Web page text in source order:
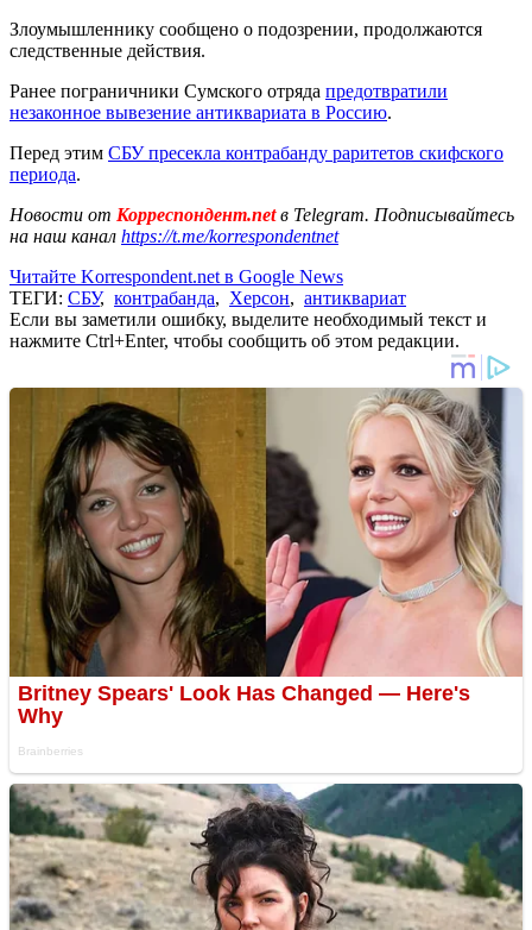
Злоумышленнику сообщено о подозрении, продолжаются
следственные действия.
Ранее пограничники Сумского отряда предотвратили
незаконное вывезение антиквариата в Россию.
Перед этим СБУ пресекла контрабанду раритетов скифского
периода.
Новости от Корреспондент.netв Telegram. Подписывайтесь
на наш канал https://t.me/korrespondentnet
Читайте Korrespondent.net в Google News
ТЕГИ: СБУ, контрабанда, Херсон, антиквариат
Если вы заметили ошибку, выделите необходимый текст и
нажмите Ctrl+Enter, чтобы сообщить об этом редакции.